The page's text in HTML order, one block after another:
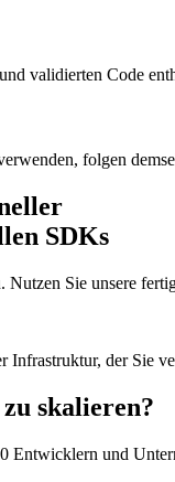
validierten Code
folgen
SDKs
Nutzen Sie unsere
Infrastruktur, der Sie
skalieren?
Entwicklern und